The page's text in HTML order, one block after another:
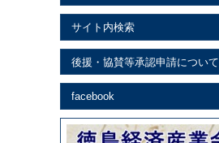
サイト内検索
後援・協賛等承認申請について
facebook